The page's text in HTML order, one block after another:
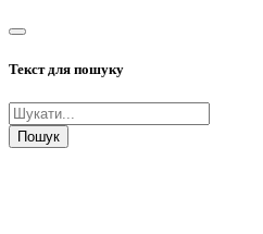
Текст для пошуку